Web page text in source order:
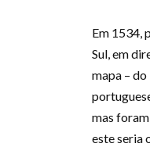
Em 1534,
Sul, em
mapa –
mas
este seria